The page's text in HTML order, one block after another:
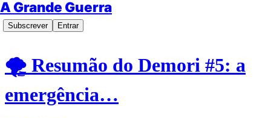
A Grande Guerra
Subscrever Entrar
🌪 Resumão do Demori #5: a
emergência…